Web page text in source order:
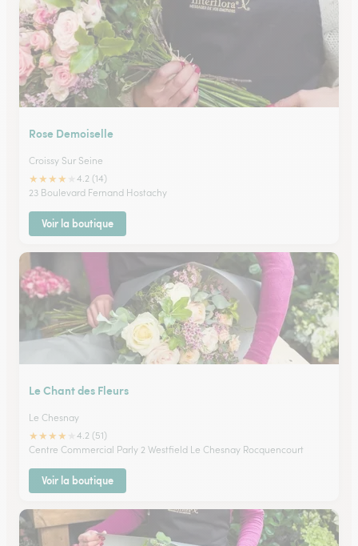
Rose Demoiselle
Croissy Sur Seine
★★★★
4.2 (14)
23 Boulevard Fernand Hostachy
Voir la boutique
Le Chant des Fleurs
Le Chesnay
★★★★
4.2 (51)
Centre Commercial Parly 2 Westfield Le Chesnay Rocquencourt
Voir la boutique